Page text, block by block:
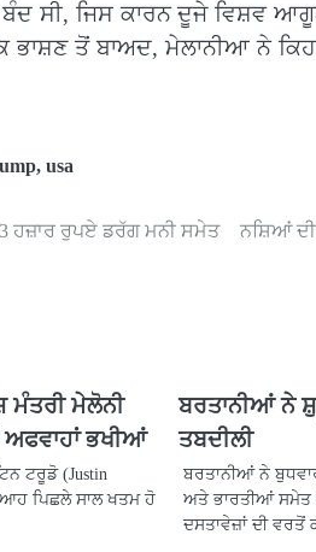
ਬੰਦ ਸੀ, ਜਿਸ ਕਾਰਨ ਦੂਜੇ
ਤੋਂ ਬਾਅਦ, ਮੇਲਾਨੀਆ ਨੇ
, usa
ਹਜ਼ਾਰ ਰੁਪਏ ਡਰੱਗ ਮਨੀ ਸਮੇਤ
ਨਸ਼ਿਆਂ ਦੀ
ਮੰਤਰੀ ਮੇਲੋਨੀ
ਭਖੀਆਂ
ਟਰੂਡੋ (Justin
ਪਿਛਲੇ ਸਾਲ ਖਤਮ ਹੋ
ਬਰਤਾਨੀਆਂ ਨੇ
ਤਬਦੀਲੀ
ਬਰਤਾਨੀਆਂ ਨੇ
ਅਤੇ ਭਾਰਤੀਆਂ ਸਮੇਤ
ਦਸਤਾਵੇਜ਼ਾਂ ਦੀ ਵਰਤੋਂ